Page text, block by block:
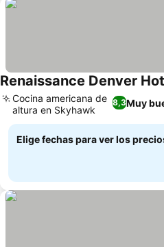
Renaissance Denver
8,3Muy
Cocina americana de
altura en Skyhawk
Elige fechas para ver los